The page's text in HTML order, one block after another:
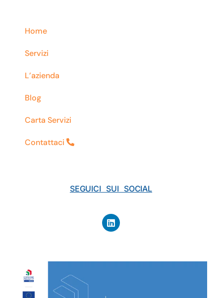
Home
Servizi
L’azienda
Blog
Carta Servizi
Contattaci
SEGUICI SUI SOCIAL